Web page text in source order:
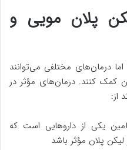
پلان مویی و
درمان‌های مختلفی می‌توانند
کمک کنند. درمان‌های مؤثر در
از:
یکی از داروهایی است که
پلان مؤثر باشد